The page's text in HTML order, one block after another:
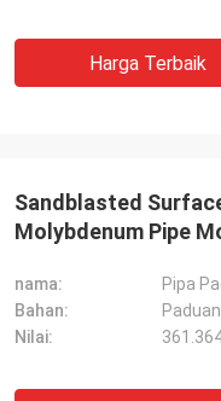
Harga Terbaik
Sandblasted
Molybdenum Pipe
nama:
Pipa
Bahan:
Nilai: